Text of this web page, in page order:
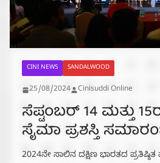
CINI NEWS SANDALWOOD
25/08/2024 Cinisuddi Online
ಸೆಪ್ಟಂಬರ್ 14 ಮತ್ತು
ಸೈಮಾ ಪ್ರಶಸ್ತಿ
2024ನೇ ಸಾಲಿನ ದಕ್ಷಿಣ ಭಾರತದ